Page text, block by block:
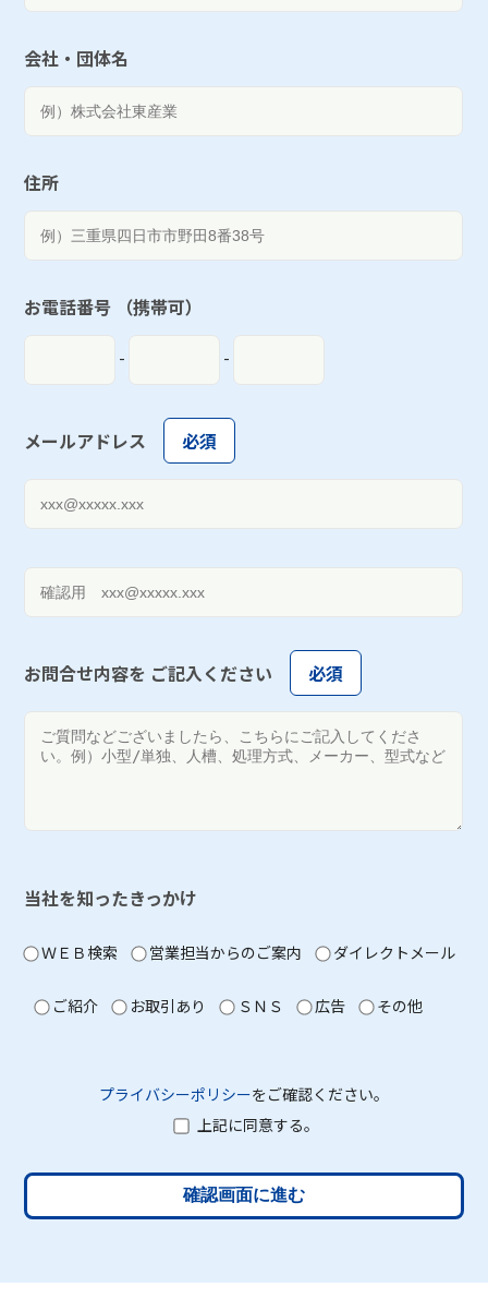
会社・団体名
住所
お電話番号 （携帯可）
- -
メールアドレス 必須
お問合せ内容を ご記入ください 必須
当社を知ったきっかけ
ＷＥＢ検索 営業担当からのご案内 ダイレクトメール
ご紹介 お取引あり ＳＮＳ 広告 その他
プライバシーポリシーをご確認ください。
上記に同意する。
確認画面に進む